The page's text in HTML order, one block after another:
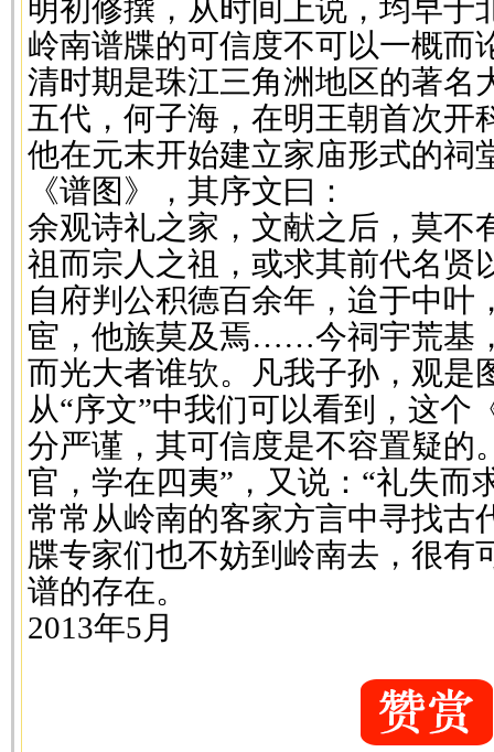
明初修撰，从时间上说，均早于
岭南谱牒的可信度不可以一概而
清时期是珠江三角洲地区的著名
五代，何子海，在明王朝首次开
他在元末开始建立家庙形式的祠
《谱图》，其序文曰：
余观诗礼之家，文献之后，莫不
祖而宗人之祖，或求其前代名贤
自府判公积德百余年，迨于中叶
宦，他族莫及焉……今祠宇荒基
而光大者谁欤。凡我子孙，观是
从“序文”中我们可以看到，这个
分严谨，其可信度是不容置疑的
官，学在四夷”，又说：“礼失而
常常从岭南的客家方言中寻找古
牒专家们也不妨到岭南去，很有
谱的存在。
2013年5月